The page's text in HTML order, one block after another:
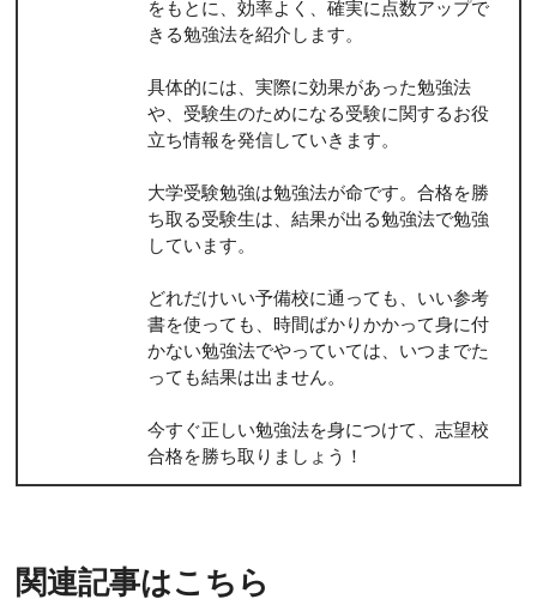
をもとに、効率よく、確実に点数アップで
きる勉強法を紹介します。
具体的には、実際に効果があった勉強法
や、受験生のためになる受験に関するお役
立ち情報を発信していきます。
大学受験勉強は勉強法が命です。合格を勝
ち取る受験生は、結果が出る勉強法で勉強
しています。
どれだけいい予備校に通っても、いい参考
書を使っても、時間ばかりかかって身に付
かない勉強法でやっていては、いつまでた
っても結果は出ません。
今すぐ正しい勉強法を身につけて、志望校
合格を勝ち取りましょう！
関連記事はこちら